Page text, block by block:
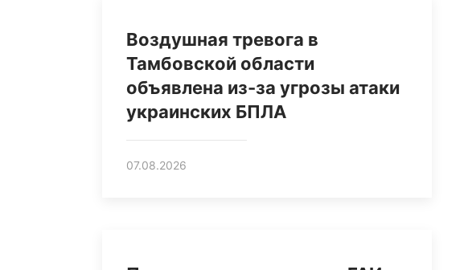
Воздушная тревога в
Тамбовской области
объявлена из-за угрозы атаки
украинских БПЛА
07.08.2026